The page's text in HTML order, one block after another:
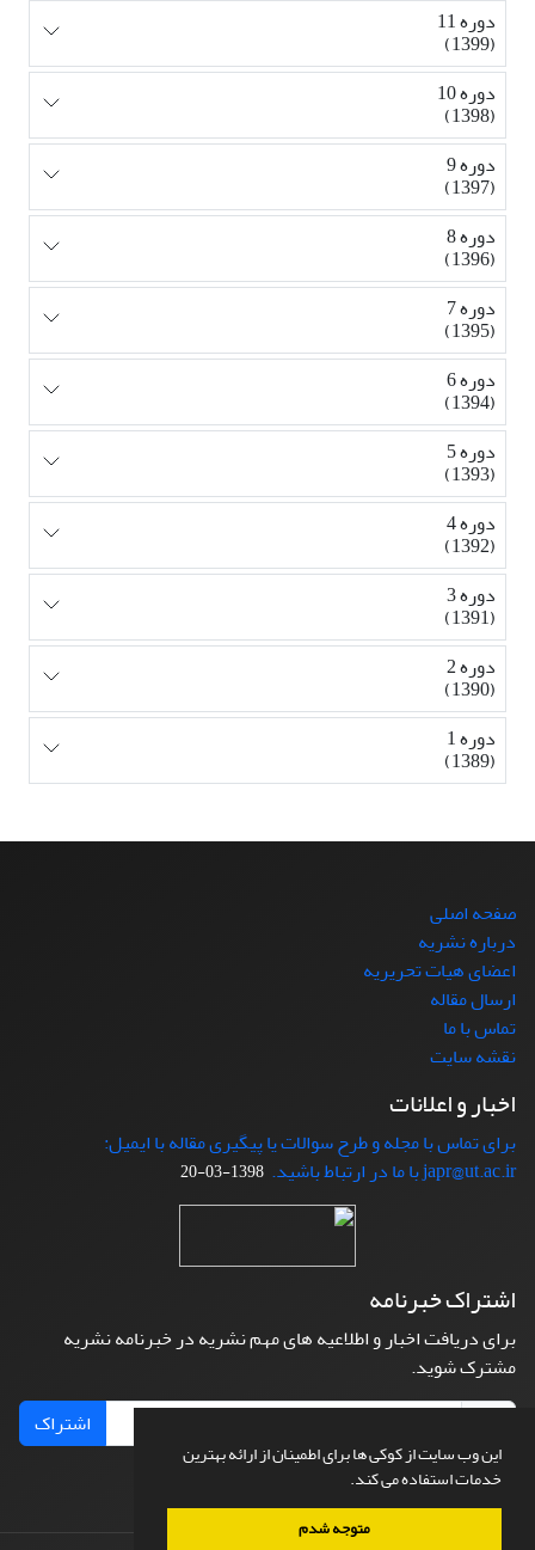
این وب سایت از کوکی ها برای اطمینان از ارائه بهترین
خدمات استفاده می کند.
متوجه شدم
دوره 11
(1399)
دوره 10
(1398)
دوره 9
(1397)
دوره 8
(1396)
دوره 7
(1395)
دوره 6
(1394)
دوره 5
(1393)
دوره 4
(1392)
دوره 3
(1391)
دوره 2
(1390)
دوره 1
(1389)
صفحه اصلی
درباره نشریه
اعضای هیات تحریریه
ارسال مقاله
تماس با ما
نقشه سایت
اخبار و اعلانات
برای تماس با مجله و طرح سوالات یا پیگیری مقاله با ایمیل:
japr@ut.ac.ir با ما در ارتباط باشید.
1398-03-20
اشتراک خبرنامه
برای دریافت اخبار و اطلاعیه های مهم نشریه در خبرنامه نشریه
مشترک شوید.
اشتراک